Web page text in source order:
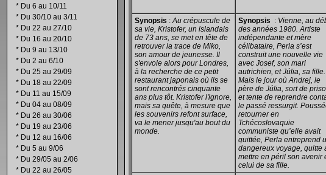
* Du 6 au 10/11
* Du 30/10 au 3/11
* Du 22 au 27/10
* Du 16 au 20/10
* Du 9 au 13/10
* Du 2 au 6/10
* Du 25 au 29/09
* Du 18 au 22/09
* Du 11 au 15/09
* Du 04 au 08/09
* Du 26 au 30/06
* Du 19 au 23/06
* Du 12 au 16/06
* Du 5 au 9/06
* Du 29/05 au 2/06
* Du 22 au 26/05
Synopsis :Au crépuscule de
sa vie, Kristofer, un islandais
de 73 ans, se met en tête de
retrouver la trace de Miko,
son amour de jeunesse. Il
s'envole alors pour Londres,
à la recherche de ce petit
restaurant japonais où ils se
sont rencontrés cinquante
ans plus tôt. Kristofer l'ignore,
mais sa quête, à mesure que
les souvenirs refont surface,
va le mener jusqu'au bout du
monde.
Synopsis : Vienne, au
des années 1980. Artiste
indépendante et mère
célibataire, Perla s’est
construit une nouvelle vie
avec Josef, son mari
autrichien, et Júlia, sa fille.
Mais le jour où Andrej, le
père de Júlia, sort de
et tente de reprendre
le passé ressurgit.
retourner en
Tchécoslovaquie
communiste qu’elle avait
quittée, Perla entreprend
dangereux voyage, quitte
mettre en péril son avenir
celui de sa fille.